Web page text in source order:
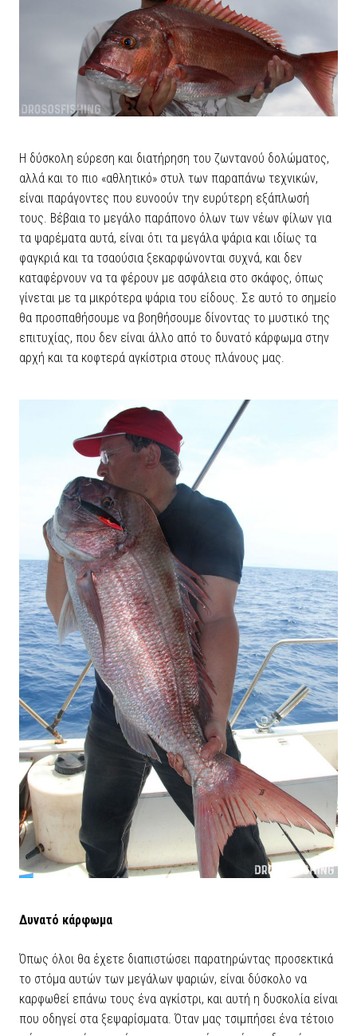
Η δύσκολη εύρεση και διατήρηση του ζωντανού δολώματος,
αλλά και το πιο «αθλητικό» στυλ των παραπάνω τεχνικών,
είναι παράγοντες που ευνοούν την ευρύτερη εξάπλωσή
τους. Βέβαια το μεγάλο παράπονο όλων των νέων φίλων για
τα ψαρέματα αυτά, είναι ότι τα μεγάλα ψάρια και ιδίως τα
φαγκριά και τα τσαούσια ξεκαρφώνονται συχνά, και δεν
καταφέρνουν να τα φέρουν με ασφάλεια στο σκάφος, όπως
γίνεται με τα μικρότερα ψάρια του είδους. Σε αυτό το σημείο
θα προσπαθήσουμε να βοηθήσουμε δίνοντας το μυστικό της
επιτυχίας, που δεν είναι άλλο από το δυνατό κάρφωμα στην
αρχή και τα κοφτερά αγκίστρια στους πλάνους μας.
Δυνατό κάρφωμα
Όπως όλοι θα έχετε διαπιστώσει παρατηρώντας προσεκτικά
το στόμα αυτών των μεγάλων ψαριών, είναι δύσκολο να
καρφωθεί επάνω τους ένα αγκίστρι, και αυτή η δυσκολία είναι
που οδηγεί στα ξεψαρίσματα. Όταν μας τσιμπήσει ένα τέτοιο